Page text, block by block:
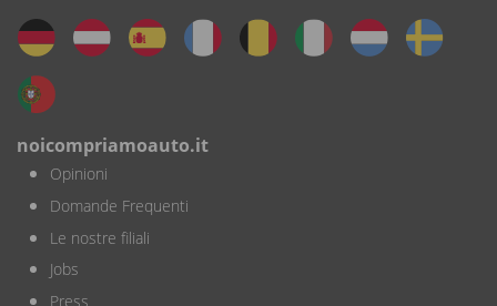
noicompriamoauto.it
Opinioni
Domande Frequenti
Le nostre filiali
Jobs
Press